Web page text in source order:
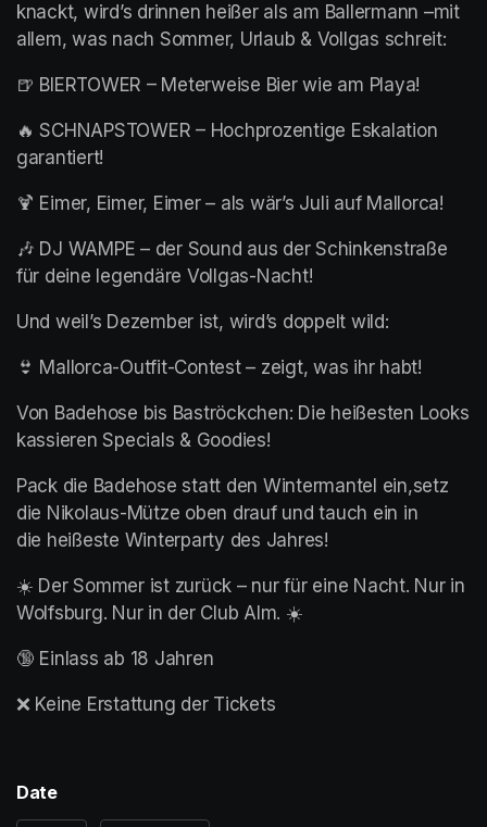
knackt, wird’s drinnen heißer als am Ballermann –mit
allem, was nach Sommer, Urlaub & Vollgas schreit:
🍺 BIERTOWER – Meterweise Bier wie am Playa!
🔥 SCHNAPSTOWER – Hochprozentige Eskalation
garantiert!
🍹 Eimer, Eimer, Eimer – als wär’s Juli auf Mallorca!
🎶 DJ WAMPE – der Sound aus der Schinkenstraße
für deine legendäre Vollgas-Nacht!
Und weil’s Dezember ist, wird’s doppelt wild:
👙 Mallorca-Outfit-Contest – zeigt, was ihr habt!
Von Badehose bis Baströckchen: Die heißesten Looks
kassieren Specials & Goodies!
Pack die Badehose statt den Wintermantel ein,setz
die Nikolaus-Mütze oben drauf und tauch ein in
die heißeste Winterparty des Jahres!
☀️ Der Sommer ist zurück – nur für eine Nacht. Nur in
Wolfsburg. Nur in der Club Alm. ☀️
🔞 Einlass ab 18 Jahren
❌ Keine Erstattung der Tickets
Date